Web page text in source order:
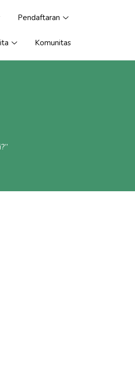
Pendaftaran
Komunitas